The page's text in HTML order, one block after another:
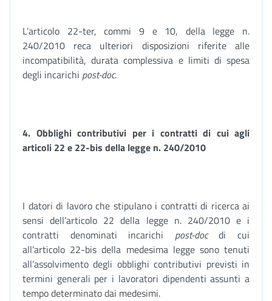
L’articolo 22-ter, commi 9 e 10, della legge n.
240/2010 reca ulteriori disposizioni riferite alle
incompatibilità, durata complessiva e limiti di spesa
degli incarichi post-doc.
4. Obblighi contributivi per i contratti di cui agli
articoli 22 e 22-bis della legge n. 240/2010
I datori di lavoro che stipulano i contratti di ricerca ai
sensi dell’articolo 22 della legge n. 240/2010 e i
contratti denominati incarichi post-docdi cui
all’articolo 22-bis della medesima legge sono tenuti
all’assolvimento degli obblighi contributivi previsti in
termini generali per i lavoratori dipendenti assunti a
tempo determinato dai medesimi.